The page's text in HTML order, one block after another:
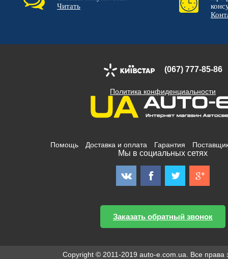
Читать
(067) 777-85-86
Политика конфиденциальности
Помощь Доставка и оплата Гарантия
Мы в социальных сетях
Заказать обратный звонок
Copyright © 2011-2019 auto-e.com.ua. Все